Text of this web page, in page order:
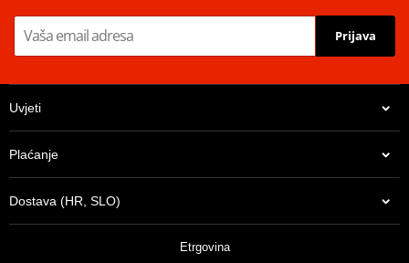
Prijava
Uvjeti
Plaćanje
Dostava (HR, SLO)
Etrgovina